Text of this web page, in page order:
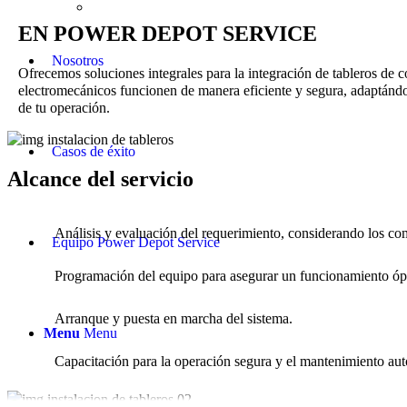
Nosotros
Casos de éxito
Equipo Power Depot Service
Menu Menu
EN POWER DEPOT SERVICE
Ofrecemos soluciones integrales para la integración de tableros de
electromecánicos funcionen de manera eficiente y segura,
de tu operación.
Alcance del servicio
Análisis y evaluación del requerimiento, considerando los
Programación del equipo para asegurar un funcionamiento
Arranque y puesta en marcha del sistema.
Capacitación para la operación segura y el mantenimiento